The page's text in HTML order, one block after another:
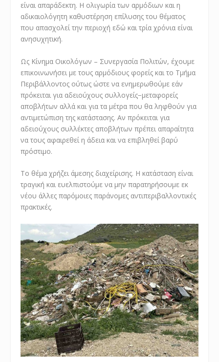
είναι απαράδεκτη. Η ολιγωρία των αρμόδιων και η
αδικαιολόγητη καθυστέρηση επίλυσης του θέματος
που απασχολεί την περιοχή εδώ και τρία χρόνια είναι
ανησυχητική.
Ως Κίνημα Οικολόγων – Συνεργασία Πολιτών, έχουμε
επικοινωνήσει με τους αρμόδιους φορείς και το Τμήμα
Περιβάλλοντος ούτως ώστε να ενημερωθούμε εάν
πρόκειται για αδειούχους συλλογείς−μεταφορείς
αποβλήτων αλλά και για τα μέτρα που θα ληφθούν για
αντιμετώπιση της κατάστασης. Αν πρόκειται για
αδειούχους συλλέκτες αποβλήτων πρέπει απαραίτητα
να τους αφαιρεθεί η άδεια και να επιβληθεί βαρύ
πρόστιμο.
Το θέμα χρήζει άμεσης διαχείρισης. Η κατάσταση είναι
τραγική και ευελπιστούμε να μην παρατηρήσουμε εκ
νέου άλλες παρόμοιες παράνομες αντιπεριβαλλοντικές
πρακτικές.